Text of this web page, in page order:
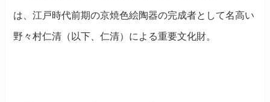
は、江戸時代前期の京焼色絵陶器の完成者として名高い
野々村仁清（以下、仁清）による重要文化財。